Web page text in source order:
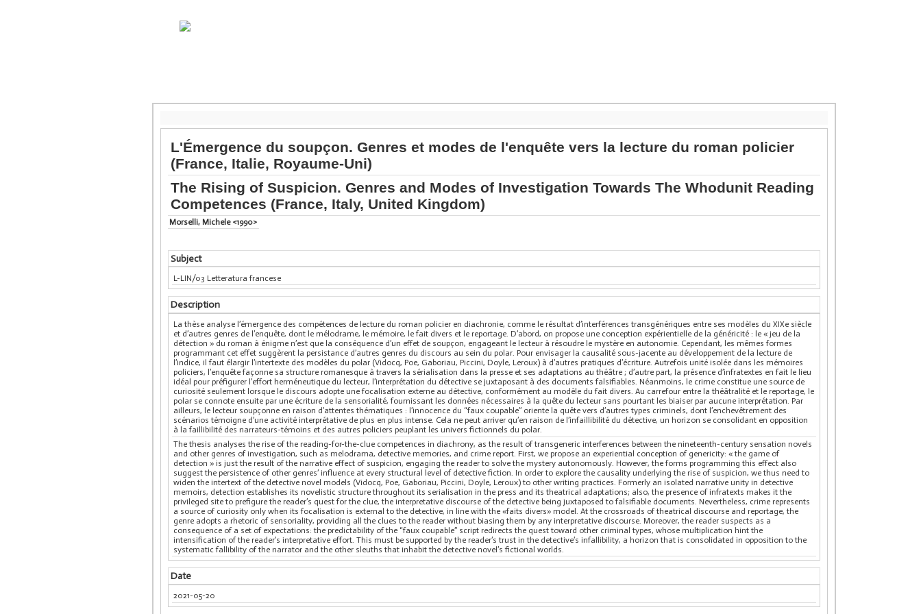
L'Émergence du soupçon. Genres et modes de l'enquête vers la lecture du roman policier
(France, Italie, Royaume-Uni)
The Rising of Suspicion. Genres and Modes of Investigation Towards The Whodunit Reading
Competences (France, Italy, United Kingdom)
Morselli, Michele <1990>
Subject
L-LIN/03 Letteratura francese
Description
La thèse analyse l’émergence des compétences de lecture du roman policier en diachronie, comme le résultat d’interférences transgénériques entre ses modèles du XIXe siècle
et d’autres genres de l’enquête, dont le mélodrame, le mémoire, le fait divers et le reportage. D’abord, on propose une conception expérientielle de la généricité : le « jeu de la
détection » du roman à énigme n’est que la conséquence d’un effet de soupçon, engageant le lecteur à résoudre le mystère en autonomie. Cependant, les mêmes formes
programmant cet effet suggèrent la persistance d’autres genres du discours au sein du polar. Pour envisager la causalité sous-jacente au développement de la lecture de
l’indice, il faut élargir l’intertexte des modèles du polar (Vidocq, Poe, Gaboriau, Piccini, Doyle, Leroux) à d’autres pratiques d’écriture. Autrefois unité isolée dans les mémoires
policiers, l’enquête façonne sa structure romanesque à travers la sérialisation dans la presse et ses adaptations au théâtre ; d’autre part, la présence d’infratextes en fait le lieu
idéal pour préfigurer l’effort herméneutique du lecteur, l’interprétation du détective se juxtaposant à des documents falsifiables. Néanmoins, le crime constitue une source de
curiosité seulement lorsque le discours adopte une focalisation externe au détective, conformément au modèle du fait divers. Au carrefour entre la théâtralité et le reportage, le
polar se connote ensuite par une écriture de la sensorialité, fournissant les données nécessaires à la quête du lecteur sans pourtant les biaiser par aucune interprétation. Par
ailleurs, le lecteur soupçonne en raison d’attentes thématiques : l’innocence du “faux coupable” oriente la quête vers d’autres types criminels, dont l’enchevêtrement des
scénarios témoigne d’une activité interprétative de plus en plus intense. Cela ne peut arriver qu’en raison de l’infaillibilité du détective, un horizon se consolidant en opposition
à la faillibilité des narrateurs-témoins et des autres policiers peuplant les univers fictionnels du polar.
The thesis analyses the rise of the reading-for-the-clue competences in diachrony, as the result of transgeneric interferences between the nineteenth-century sensation novels
and other genres of investigation, such as melodrama, detective memories, and crime report. First, we propose an experiential conception of genericity: « the game of
detection » is just the result of the narrative effect of suspicion, engaging the reader to solve the mystery autonomously. However, the forms programming this effect also
suggest the persistence of other genres’ influence at every structural level of detective fiction. In order to explore the causality underlying the rise of suspicion, we thus need to
widen the intertext of the detective novel models (Vidocq, Poe, Gaboriau, Piccini, Doyle, Leroux) to other writing practices. Formerly an isolated narrative unity in detective
memoirs, detection establishes its novelistic structure throughout its serialisation in the press and its theatrical adaptations; also, the presence of infratexts makes it the
privileged site to prefigure the reader’s quest for the clue, the interpretative discourse of the detective being juxtaposed to falsifiable documents. Nevertheless, crime represents
a source of curiosity only when its focalisation is external to the detective, in line with the «faits divers» model. At the crossroads of theatrical discourse and reportage, the
genre adopts a rhetoric of sensoriality, providing all the clues to the reader without biasing them by any interpretative discourse. Moreover, the reader suspects as a
consequence of a set of expectations: the predictability of the “faux coupable” script redirects the quest toward other criminal types, whose multiplication hint the
intensification of the reader’s interpretative effort. This must be supported by the reader’s trust in the detective’s infallibility, a horizon that is consolidated in opposition to the
systematic fallibility of the narrator and the other sleuths that inhabit the detective novel’s fictional worlds.
Date
2021-05-20